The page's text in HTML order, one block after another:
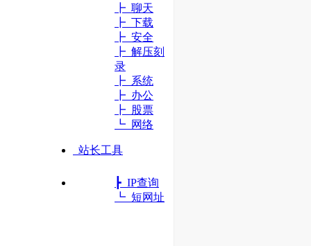
┣ 聊天
┣ 下载
┣ 安全
┣ 解压刻
录
┣ 系统
┣ 办公
┣ 股票
┗ 网络
站长工具
┣ IP查询
┗ 短网址